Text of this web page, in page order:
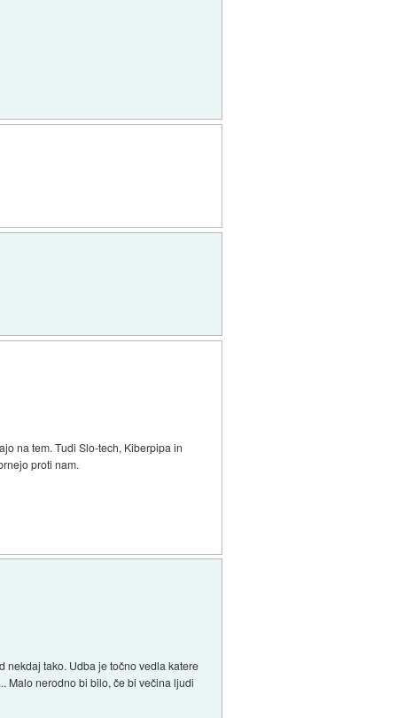
na tem. Tudi Slo-tech, Kiberpipa in
proti nam.
nekdaj tako. Udba je točno vedla katere
Malo nerodno bi bilo, če bi večina ljudi